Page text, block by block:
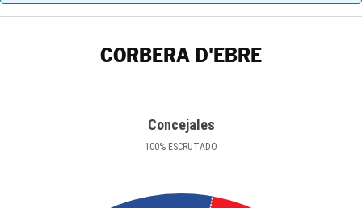
CORBERA D'EBRE
Concejales
100% ESCRUTADO